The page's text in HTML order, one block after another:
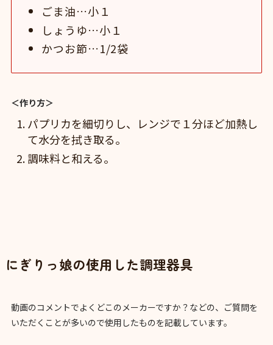
ごま油…小１
しょうゆ…小１
かつお節…1/2袋
＜作り方＞
パプリカを細切りし、レンジで１分ほど加熱し
て水分を拭き取る。
調味料と和える。
にぎりっ娘の使用した調理器具
動画のコメントでよくどこのメーカーですか？などの、ご質問を
いただくことが多いので使用したものを記載しています。